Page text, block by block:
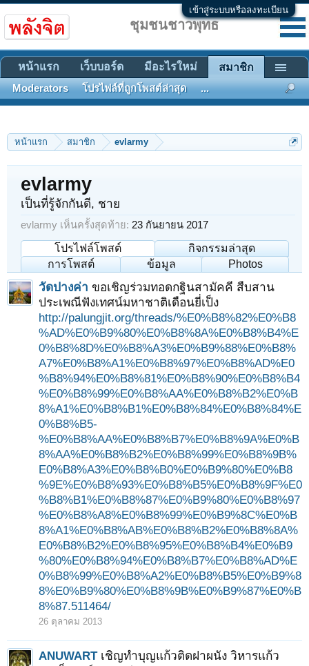
เข้าสู่ระบบหรือลงทะเบียน
หน้าแรก สมาชิก evlarmy
evlarmy
เป็นที่รู้จักกันดี, ชาย
evlarmy เห็นครั้งสุดท้าย: 23 กันยายน 2017
โปรไฟล์โพสต์
กิจกรรมล่าสุด
การโพสต์
ข้อมูล Photos
วัดปางค่า ขอเชิญร่วมทอดกฐินสามัคคี สืบสาน
ประเพณีฟังเทศน์มหาชาติเดือนยี่เป็ง
http://palungjit.org/threads/%E0%B8%82%E0%B8
%AD%E0%B9%80%E0%B8%8A%E0%B8%B4%E
0%B8%8D%E0%B8%A3%E0%B9%88%E0%B8%
A7%E0%B8%A1%E0%B8%97%E0%B8%AD%E0
%B8%94%E0%B8%81%E0%B8%90%E0%B8%B4
%E0%B8%99%E0%B8%AA%E0%B8%B2%E0%B
8%A1%E0%B8%B1%E0%B8%84%E0%B8%84%E
0%B8%B5-
%E0%B8%AA%E0%B8%B7%E0%B8%9A%E0%B
8%AA%E0%B8%B2%E0%B8%99%E0%B8%9B%
E0%B8%A3%E0%B8%B0%E0%B9%80%E0%B8
%9E%E0%B8%93%E0%B8%B5%E0%B8%9F%E0
%B8%B1%E0%B8%87%E0%B9%80%E0%B8%97
%E0%B8%A8%E0%B8%99%E0%B9%8C%E0%B
8%A1%E0%B8%AB%E0%B8%B2%E0%B8%8A%
E0%B8%B2%E0%B8%95%E0%B8%B4%E0%B9
%80%E0%B8%94%E0%B8%B7%E0%B8%AD%E
0%B8%99%E0%B8%A2%E0%B8%B5%E0%B9%8
8%E0%B9%80%E0%B8%9B%E0%B9%87%E0%B
8%87.511464/
26 ตุลาคม 2013
ANUWART เชิญทำบุญแก้วติดฝาผนัง วิหารแก้ว
ชุมชนชาวพุทธ
หน้าแรก เว็บบอร์ด มีอะไรใหม่ สมาชิก
Moderators โปรไฟล์ที่ถูกโพสต์ล่าสุด ...